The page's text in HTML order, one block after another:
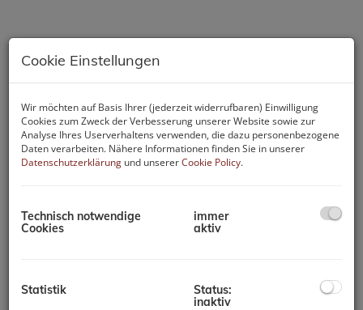
Cookie Einstellungen
Wir möchten auf Basis Ihrer (jederzeit widerrufbaren) Einwilligung
Cookies zum Zweck der Verbesserung unserer Website sowie zur
Analyse Ihres Userverhaltens verwenden, die dazu personenbezogene
Daten verarbeiten. Nähere Informationen finden Sie in unserer
Datenschutzerklärung und unsererCookie Policy.
Technisch notwendige
Cookies
immer
aktiv
Statistik
Status:
inaktiv